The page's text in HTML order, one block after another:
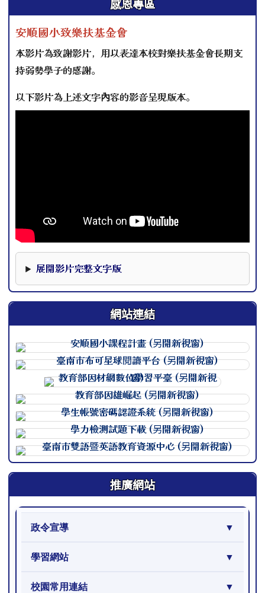
感恩專區
安順國小致樂扶基金會
本影片為致謝影片，用以表達本校對樂扶基金會長期支
持弱勢學子的感謝。
以下影片為上述文字內容的影音呈現版本。
展開影片完整文字版
網站連結
連至 http://
連至 http://
連至 http://
連至 http://
連至 http://
連至 http://
連至 http://
推廣網站
政令宣導
學習網站
校園常用連結